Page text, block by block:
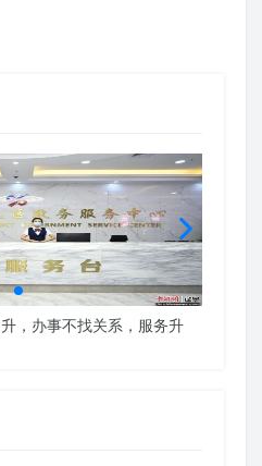
，办事不找关系，服务升